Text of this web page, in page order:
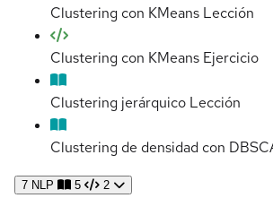
Clustering con KMeans Lección
Clustering con KMeans Ejercicio
Clustering jerárquico Lección
Clustering de densidad con
7 NLP 5 2